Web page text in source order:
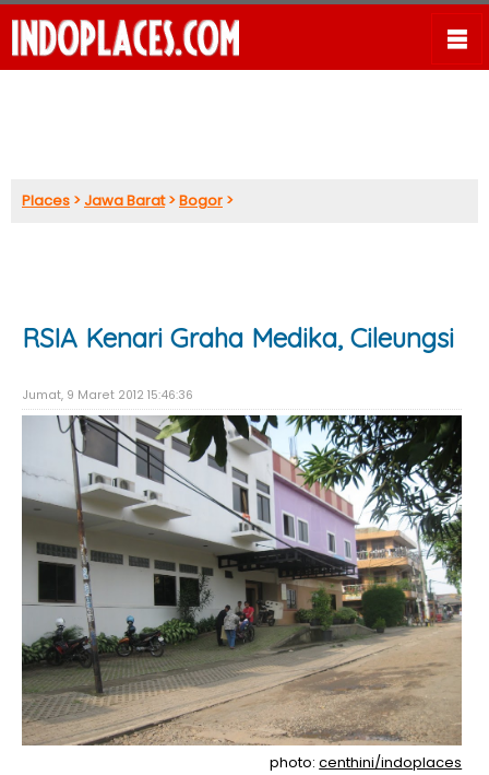
Places >Jawa Barat>Bogor >
RSIA Kenari Graha Medika, Cileungsi
Jumat, 9 Maret 2012 15:46:36
photo:centhini/indoplaces